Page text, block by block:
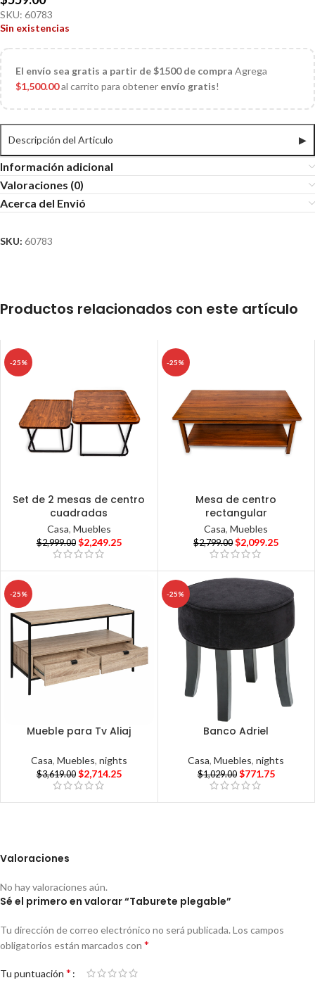
SKU: 60783
Sin existencias
El envío sea gratis a partir de $1500 de compra Agrega
$1,500.00al carrito para obtener envío gratis!
Descripción del Articulo ▶
Información adicional
Valoraciones (0)
Acerca del Envió
SKU: 60783
Productos relacionados con este artículo
-25%
Set de 2 mesas de centro
cuadradas
Casa, Muebles
$2,999.00 $2,249.25
-25%
Mesa de centro
rectangular
Casa,Muebles
$2,799.00 $2,099.25
-25%
Mueble para Tv Aliaj
Casa, Muebles, nights
$3,619.00 $2,714.25
-25%
Banco Adriel
Casa,Muebles,nights
$1,029.00 $771.75
Valoraciones
No hay valoraciones aún.
Sé el primero en valorar “Taburete plegable”
Tu dirección de correo electrónico no será publicada. Los campos
obligatorios están marcados con *
Tu puntuación *